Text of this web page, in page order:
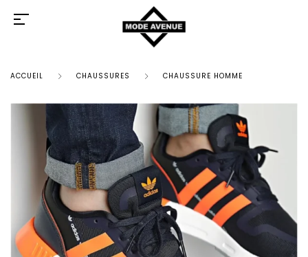
ACCUEIL CHAUSSURES CHAUSSURE HOMME